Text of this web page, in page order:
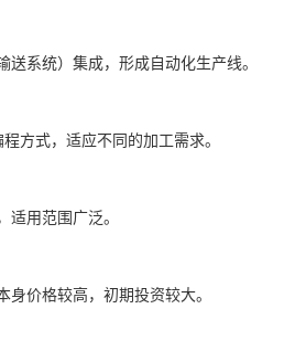
系统）集成，形成自动化生产线。
方式，适应不同的加工需求。
用范围广泛。
价格较高，初期投资较大。